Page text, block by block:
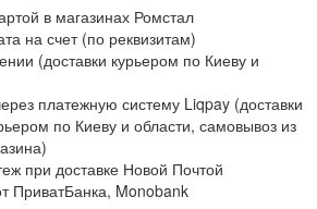
в магазинах Ромстал
на счет (по реквизитам)
(доставки курьером по Киеву и
платежную систему Liqpay (доставки
по Киеву и области, самовывоз из
при доставке Новой Почтой
ПриватБанка, Monobank